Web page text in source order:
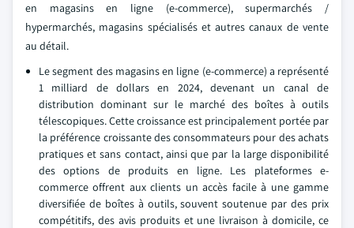
en magasins en ligne (e-commerce), supermarchés /
hypermarchés, magasins spécialisés et autres canaux de vente
au détail.
Le segment des magasins en ligne (e-commerce) a représenté
1 milliard de dollars en 2024, devenant un canal de
distribution dominant sur le marché des boîtes à outils
télescopiques. Cette croissance est principalement portée par
la préférence croissante des consommateurs pour des achats
pratiques et sans contact, ainsi que par la large disponibilité
des options de produits en ligne. Les plateformes e-
commerce offrent aux clients un accès facile à une gamme
diversifiée de boîtes à outils, souvent soutenue par des prix
compétitifs, des avis produits et une livraison à domicile, ce